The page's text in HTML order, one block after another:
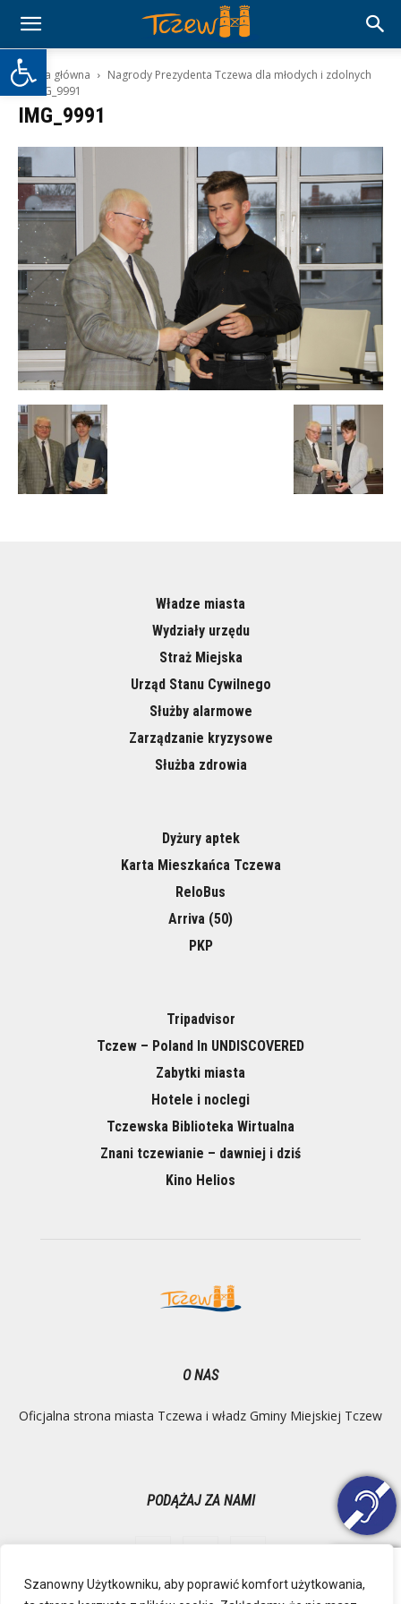
Otwórz pasek narzędzi
Szanowny Użytkowniku, aby poprawić komfort użytkowania,
Strona główna
Nagrody Prezydenta Tczewa dla młodych i zdolnych
IMG_9991
IMG_9991
Władze miasta
Wydziały urzędu
Straż Miejska
Urząd Stanu Cywilnego
Służby alarmowe
Zarządzanie kryzysowe
Służba zdrowia
Dyżury aptek
Karta Mieszkańca Tczewa
ReloBus
Arriva (50)
PKP
Tripadvisor
Tczew – Poland In UNDISCOVERED
Zabytki miasta
Hotele i noclegi
Tczewska Biblioteka Wirtualna
Znani tczewianie – dawniej i dziś
Kino Helios
O NAS
Oficjalna strona miasta Tczewa i władz Gminy Miejskiej Tczew
PODĄŻAJ ZA NAMI